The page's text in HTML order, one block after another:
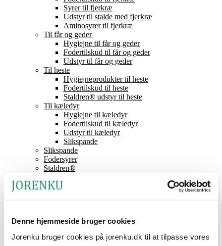
Denne hjemmeside bruger cookies
Jorenku bruger cookies på jorenku.dk til at tilpasse vores
Syrer til fjerkræ
Udstyr til stalde med fjerkræ
Aminosyrer til fjerkræ
Til får og geder
Hygiejne til får og geder
Fodertilskud til får og geder
Udstyr til får og geder
Til heste
Hygiejneprodukter til heste
Fodertilskud til heste
Staldren® udstyr til heste
Til kæledyr
Hygiejne til kæledyr
Fodertilskud til kæledyr
Udstyr til kæledyr
Slikspande
Slikspande
Fodersyrer
Staldren®
Staldren®
Om Jorenku
Job hos Jorenku